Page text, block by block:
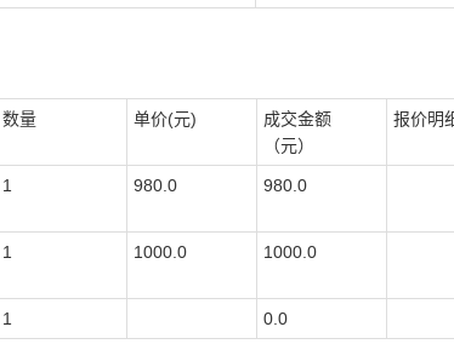
数量 单价(元)
成交金额
（元）
报价明
1 980.0 980.0
1 1000.0 1000.0
1 0.0